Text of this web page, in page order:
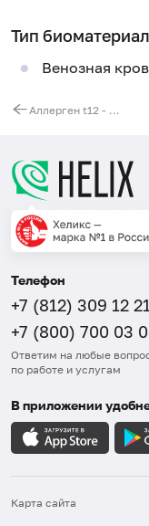
Тип
Венозная
Аллерген t12 - ива, IgE (ImmunoCAP)
Телефон
+7 (812) 309 12 21
+7 (800) 700 03
Ответим на любые
по работе и услугам
В приложении
Карта сайта